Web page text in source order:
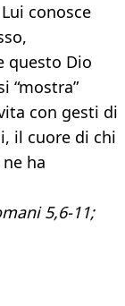
conosce
questo Dio
“mostra”
con gesti di
il cuore di chi
ha
5,6-11;